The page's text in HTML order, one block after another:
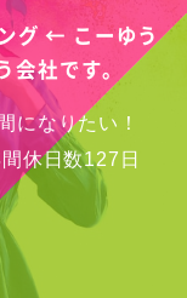
グ ← こーゆう
会社です。
になりたい！
休日数127日